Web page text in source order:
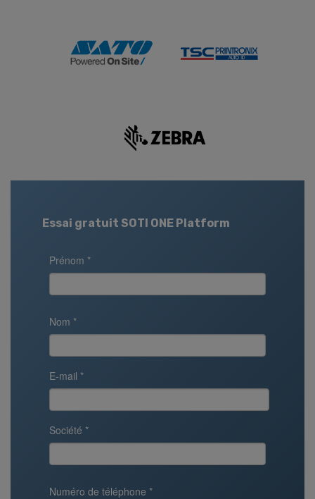
Essai gratuit SOTI ONE Platform
Prénom *
Nom *
E-mail *
Société *
Numéro de téléphone *